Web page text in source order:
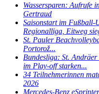
Wassersparen: Aufrufe
Gertraud
Saisonstart im Fußball-
Regionalliga, Eitweg
St. Pauler
Portorož...
Bundesliga: St.
im Play-off starken...
34 Teilnehmerinnen
2026
Mercedes-Benz